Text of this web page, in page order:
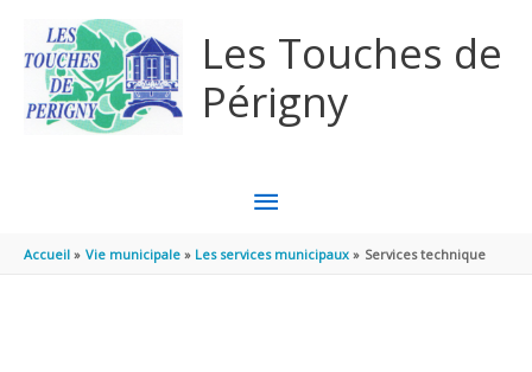
Les Touches de
Périgny
MENU
PRINCIPAL
Accueil Vie municipale Les services municipaux Services technique